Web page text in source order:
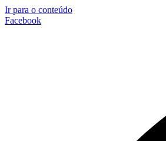
Ir para o conteúdo
Facebook